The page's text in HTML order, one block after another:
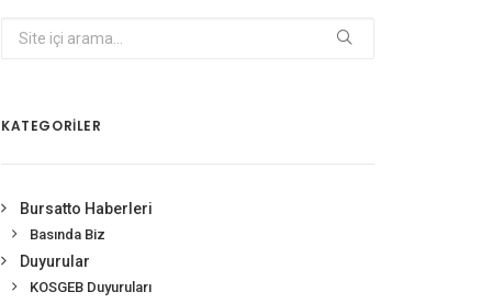
KATEGORİLER
Bursatto Haberleri
Basında Biz
Duyurular
KOSGEB Duyuruları